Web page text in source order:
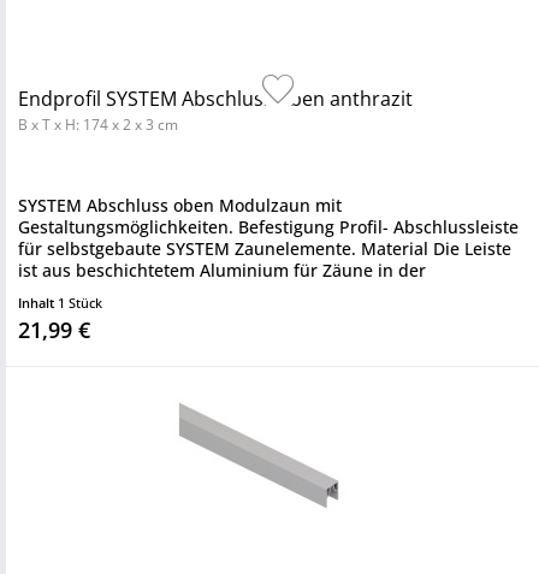
Endprofil SYSTEM Abschluss oben anthrazit
B x T x H: 174 x 2 x 3 cm
SYSTEM Abschluss oben Modulzaun mit
Gestaltungsmöglichkeiten. Befestigung Profil- Abschlussleiste
für selbstgebaute SYSTEM Zaunelemente. Material Die Leiste
ist aus beschichtetem Aluminium für Zäune in der
Inhalt 1 Stück
21,99 €